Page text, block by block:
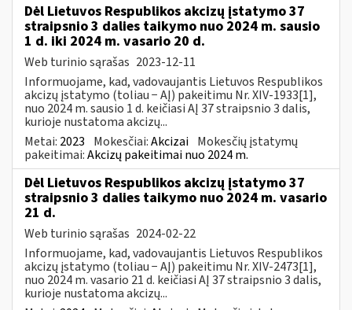
Dėl Lietuvos Respublikos akcizų įstatymo 37
straipsnio 3 dalies taikymo nuo 2024 m. sausio
1 d. iki 2024 m. vasario 20 d.
Web turinio sąrašas 2023-12-11
Informuojame, kad, vadovaujantis Lietuvos Respublikos
akcizų įstatymo (toliau − AĮ) pakeitimu Nr. XIV-1933[1],
nuo 2024 m. sausio 1 d. keičiasi AĮ 37 straipsnio 3 dalis,
kurioje nustatoma akcizų...
Metai: 2023 Mokesčiai:Akcizai Mokesčių įstatymų
pakeitimai:Akcizų pakeitimai nuo 2024 m.
Dėl Lietuvos Respublikos akcizų įstatymo 37
straipsnio 3 dalies taikymo nuo 2024 m. vasario
21 d.
Web turinio sąrašas 2024-02-22
Informuojame, kad, vadovaujantis Lietuvos Respublikos
akcizų įstatymo (toliau − AĮ) pakeitimu Nr. XIV-2473[1],
nuo 2024 m. vasario 21 d. keičiasi AĮ 37 straipsnio 3 dalis,
kurioje nustatoma akcizų...